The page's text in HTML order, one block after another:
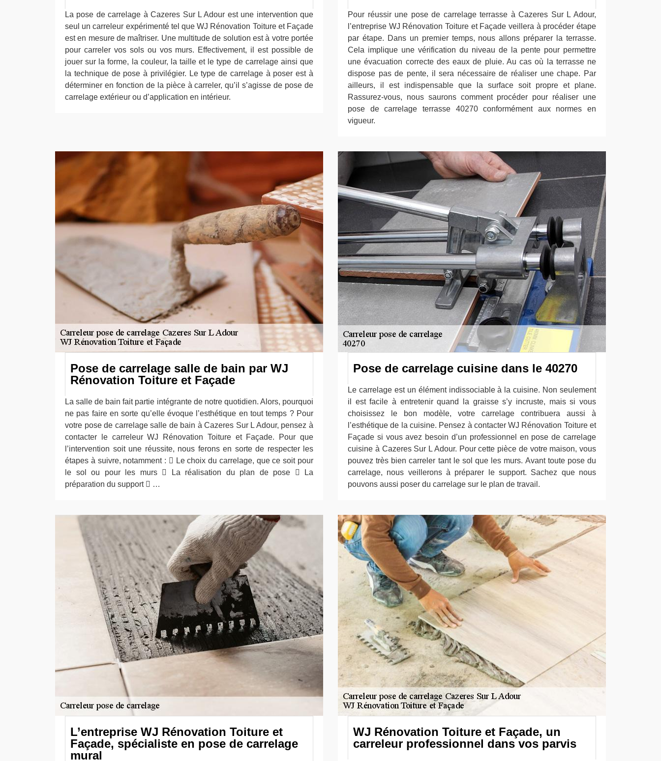
La pose de carrelage à Cazeres Sur L Adour est une intervention que
seul un carreleur expérimenté tel que WJ Rénovation Toiture et Façade
est en mesure de maîtriser. Une multitude de solution est à votre portée
pour carreler vos sols ou vos murs. Effectivement, il est possible de
jouer sur la forme, la couleur, la taille et le type de carrelage ainsi que
la technique de pose à privilégier. Le type de carrelage à poser est à
déterminer en fonction de la pièce à carreler, qu’il s’agisse de pose de
carrelage extérieur ou d’application en intérieur.
Pour réussir une pose de carrelage terrasse à Cazeres Sur L Adour,
l’entreprise WJ Rénovation Toiture et Façade veillera à procéder étape
par étape. Dans un premier temps, nous allons préparer la terrasse.
Cela implique une vérification du niveau de la pente pour permettre
une évacuation correcte des eaux de pluie. Au cas où la terrasse ne
dispose pas de pente, il sera nécessaire de réaliser une chape. Par
ailleurs, il est indispensable que la surface soit propre et plane.
Rassurez-vous, nous saurons comment procéder pour réaliser une
pose de carrelage terrasse 40270 conformément aux normes en
vigueur.
Pose de carrelage salle de bain par WJ
Rénovation Toiture et Façade
La salle de bain fait partie intégrante de notre quotidien. Alors, pourquoi
ne pas faire en sorte qu’elle évoque l’esthétique en tout temps ? Pour
votre pose de carrelage salle de bain à Cazeres Sur L Adour, pensez à
contacter le carreleur WJ Rénovation Toiture et Façade. Pour que
l’intervention soit une réussite, nous ferons en sorte de respecter les
étapes à suivre, notamment :  Le choix du carrelage, que ce soit pour
le sol ou pour les murs  La réalisation du plan de pose  La
préparation du support  …
Pose de carrelage cuisine dans le 40270
Le carrelage est un élément indissociable à la cuisine. Non seulement
il est facile à entretenir quand la graisse s’y incruste, mais si vous
choisissez le bon modèle, votre carrelage contribuera aussi à
l’esthétique de la cuisine. Pensez à contacter WJ Rénovation Toiture et
Façade si vous avez besoin d’un professionnel en pose de carrelage
cuisine à Cazeres Sur L Adour. Pour cette pièce de votre maison, vous
pouvez très bien carreler tant le sol que les murs. Avant toute pose du
carrelage, nous veillerons à préparer le support. Sachez que nous
pouvons aussi poser du carrelage sur le plan de travail.
L’entreprise WJ Rénovation Toiture et
Façade, spécialiste en pose de carrelage
mural
WJ Rénovation Toiture et Façade, un
carreleur professionnel dans vos parvis